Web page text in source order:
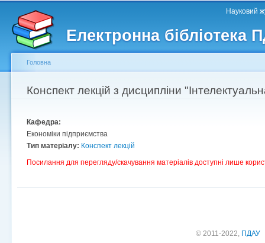
Електронна бібліотека
Головне меню Науковий
Другорядне меню
Ви є тут
Головна
Конспект лекцій з дисципліни
Кафедра:
Економіки підприємства
Тип матеріалу: Конспект лекцій
Посилання для перегляду/скачування матеріалів доступні лише
© 2011-2022, ПДАУ